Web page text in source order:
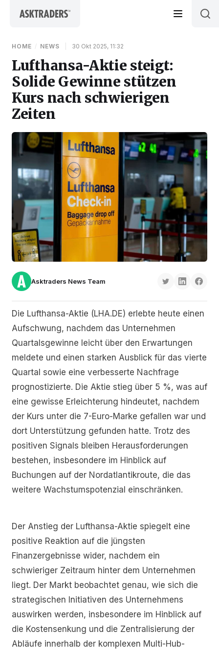
HOME / NEWS 30 Okt 2025, 11:32
Lufthansa-Aktie steigt:
Solide Gewinne stützen
Kurs nach schwierigen
Zeiten
Asktraders News Team
Die Lufthansa-Aktie (LHA.DE) erlebte heute einen
Aufschwung, nachdem das Unternehmen
Quartalsgewinne leicht über den Erwartungen
meldete und einen starken Ausblick für das vierte
Quartal sowie eine verbesserte Nachfrage
prognostizierte. Die Aktie stieg über 5 %, was auf
eine gewisse Erleichterung hindeutet, nachdem
der Kurs unter die 7-Euro-Marke gefallen war und
dort Unterstützung gefunden hatte. Trotz des
positiven Signals bleiben Herausforderungen
bestehen, insbesondere im Hinblick auf
Buchungen auf der Nordatlantikroute, die das
weitere Wachstumspotenzial einschränken.
Der Anstieg der Lufthansa-Aktie spiegelt eine
positive Reaktion auf die jüngsten
Finanzergebnisse wider, nachdem ein
schwieriger Zeitraum hinter dem Unternehmen
liegt. Der Markt beobachtet genau, wie sich die
strategischen Initiativen des Unternehmens
auswirken werden, insbesondere im Hinblick auf
die Kostensenkung und die Zentralisierung der
Abläufe innerhalb der komplexen Multi-Hub-